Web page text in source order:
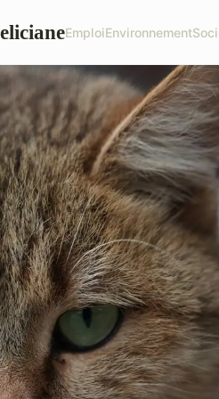
EmploiEnvironnement